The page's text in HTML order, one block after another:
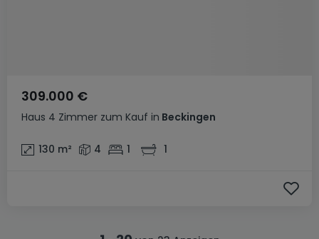
Haus 4 Zimmer zum Kauf in Beckingen
309.000 €
130 m² 4 1 1